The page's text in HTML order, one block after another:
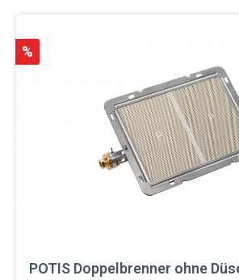
%
POTIS Doppelbrenner ohne